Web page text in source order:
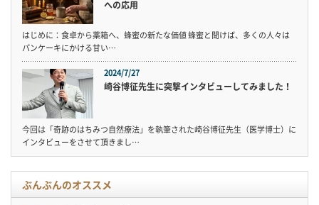
への応用
はじめに：食卓から薬箱へ、蜂蜜の新たな価値 蜂蜜と聞けば、多くの人々は
パンケーキにかける甘い…
2024/7/27
崎谷博征先生に突撃インタビューしてみました！
今回は「奇跡のはちみつ自然療法」を執筆された崎谷博征先生（医学博士）に
インタビューをさせて頂きまし…
ぶんぶんのオススメ